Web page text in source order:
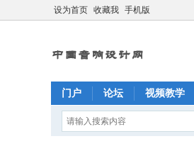
设为首页 收藏我 手机版
门户 论坛 视频教学